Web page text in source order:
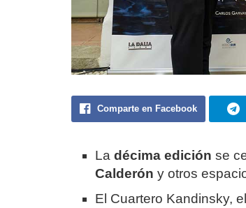
Comparte en Facebook
Ladécima ediciónse
Calderón y otros
El Cuartero Kandinsky,